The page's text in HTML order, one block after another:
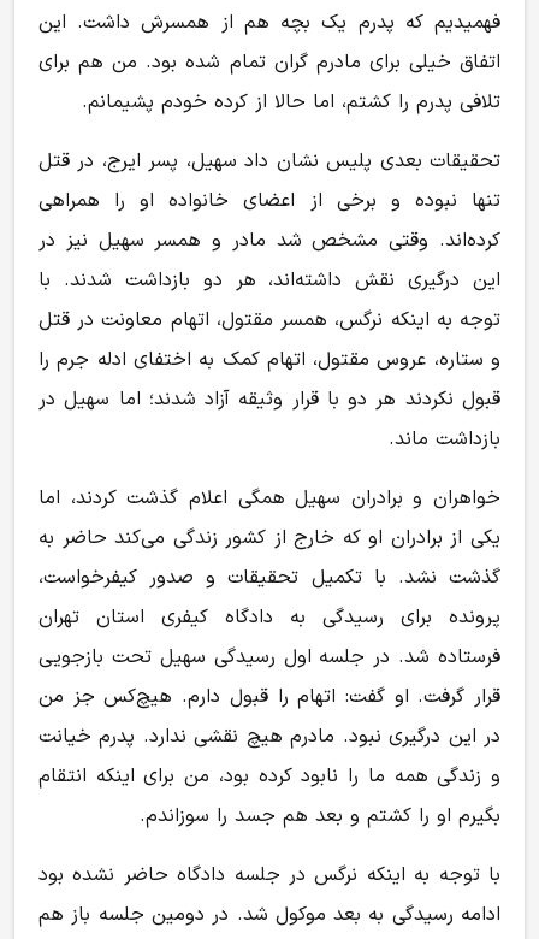
فهمیدیم که پدرم یک بچه هم از همسرش داشت. این
اتفاق خیلی برای مادرم گران تمام شده بود. من هم برای
تلافی پدرم را کشتم، اما حالا از کرده خودم پشیمانم.
تحقیقات بعدی پلیس نشان داد سهیل، پسر ایرج، در قتل
تنها نبوده و برخی از اعضای خانواده او را همراهی
کرده‌اند. وقتی مشخص شد مادر و همسر سهیل نیز در
این درگیری نقش داشته‌اند، هر دو بازداشت شدند. با
توجه به اینکه نرگس، همسر مقتول، اتهام معاونت در قتل
و ستاره، عروس مقتول، اتهام کمک به اختفای ادله جرم را
قبول نکردند هر دو با قرار وثیقه آزاد شدند؛ اما سهیل در
بازداشت ماند.
خواهران و برادران سهیل همگی اعلام گذشت کردند، اما
یکی از برادران او که خارج از کشور زندگی می‌کند حاضر به
گذشت نشد. با تکمیل تحقیقات و صدور کیفرخواست،
پرونده برای رسیدگی به دادگاه کیفری استان تهران
فرستاده شد. در جلسه اول رسیدگی سهیل تحت بازجویی
قرار گرفت. او گفت: اتهام را قبول دارم. هیچ‌کس جز من
در این درگیری نبود. مادرم هیچ نقشی ندارد. پدرم خیانت
و زندگی همه ما را نابود کرده بود، من برای اینکه انتقام
بگیرم او را کشتم و بعد هم جسد را سوزاندم.
با توجه به اینکه نرگس در جلسه دادگاه حاضر نشده بود
ادامه رسیدگی به بعد موکول شد. در دومین جلسه باز هم